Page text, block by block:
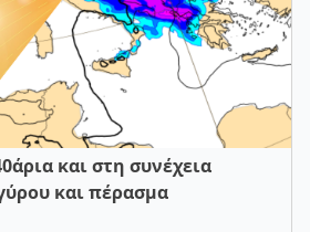
και στη συνέχεια
και πέρασμα